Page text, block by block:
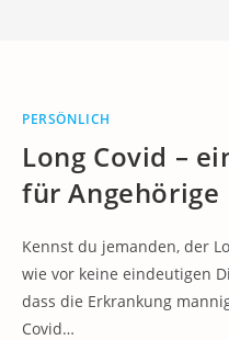
PERSÖNLICH
Long Covid –
für Angehörige
Kennst du jemanden, der
wie vor keine eindeutigen
dass die Erkrankung
Covid…